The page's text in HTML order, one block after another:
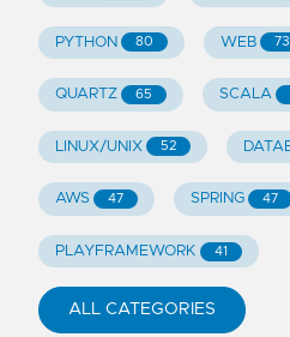
PYTHON 80 WEB 73
QUARTZ 65 SCALA
LINUX/UNIX 52
AWS 47 SPRING 47
PLAYFRAMEWORK 41
ALL CATEGORIES